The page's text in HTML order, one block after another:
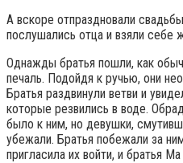
А вскоре отпраздновали
послушались отца и взяли себе
Однажды братья пошли, как
печаль. Подойдя к ручью, они
Братья раздвинули ветви и
которые резвились в воде.
было к ним, но девушки,
убежали. Братья побежали за
пригласила их войти, и братья